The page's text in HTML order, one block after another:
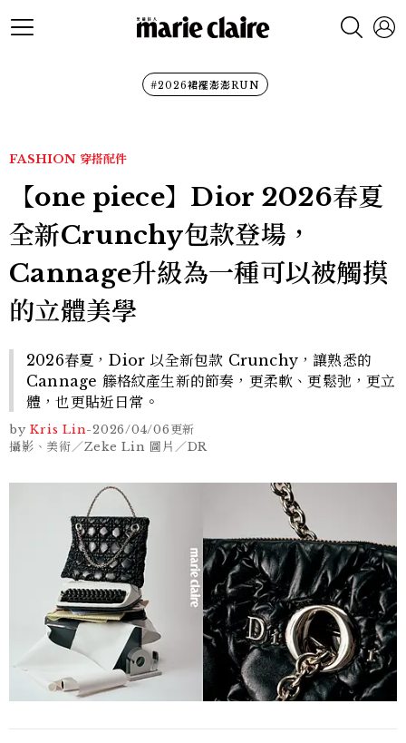
#2026裙襬澎澎RUN
FASHION 穿搭配件
【one piece】Dior 2026春夏
全新Crunchy包款登場，
Cannage升級為一種可以被觸摸
的立體美學
2026春夏，Dior 以全新包款 Crunchy，讓熟悉的
Cannage 籐格紋產生新的節奏，更柔軟、更鬆弛，更立
體，也更貼近日常。
by Kris Lin-2026/04/06更新
攝影、美術／Zeke Lin 圖片／DR